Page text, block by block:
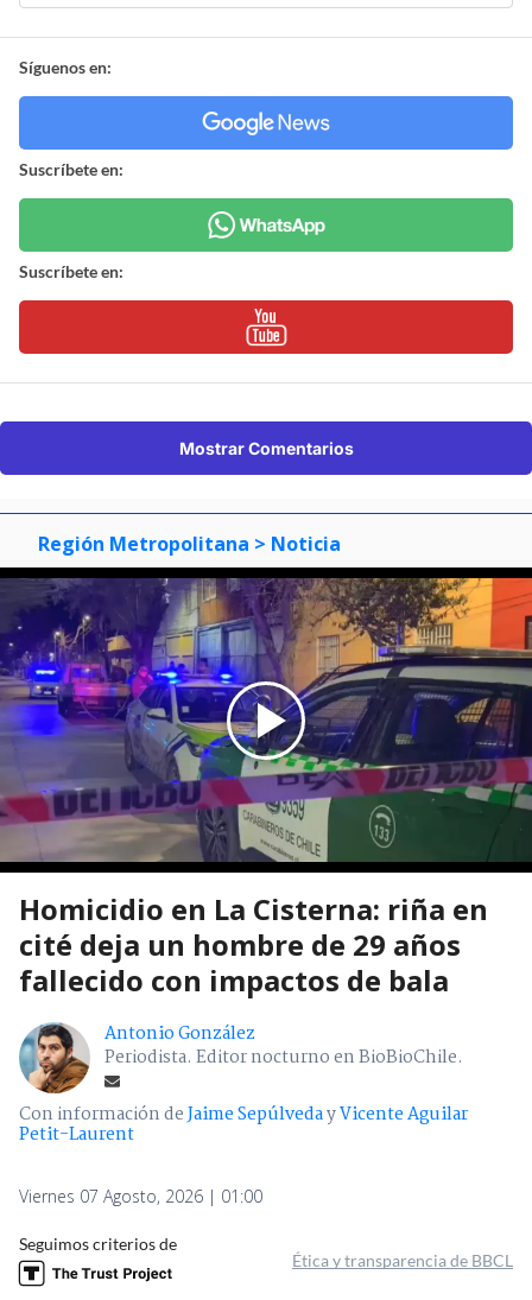
Síguenos en:
Suscríbete en:
Suscríbete en:
Mostrar Comentarios
Región Metropolitana > Noticia
Homicidio en La Cisterna: riña en
cité deja un hombre de 29 años
fallecido con impactos de bala
Antonio González
Periodista. Editor nocturno en BioBioChile.
Con información deJaime SepúlvedayVicente Aguilar
Petit-Laurent
Viernes 07 Agosto, 2026 | 01:00
Seguimos criterios de
Ética y transparencia de BBCL